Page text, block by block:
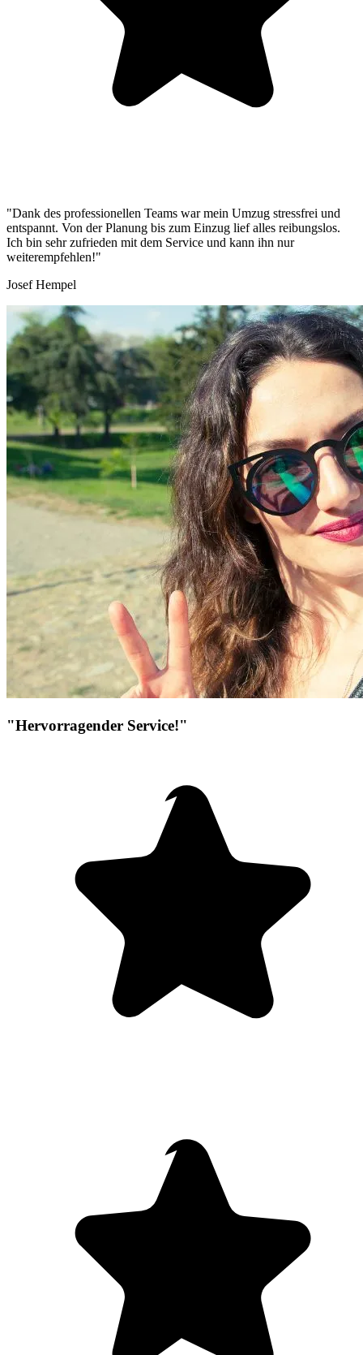
"Dank des professionellen Teams war mein Umzug stressfrei und
entspannt. Von der Planung bis zum Einzug lief alles reibungslos.
Ich bin sehr zufrieden mit dem Service und kann ihn nur
weiterempfehlen!"
Josef Hempel
"Hervorragender Service!"